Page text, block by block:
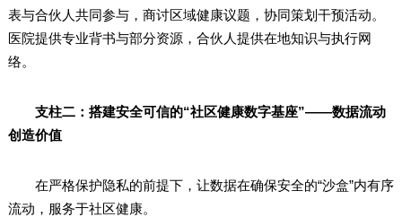
表与合伙人共同参与，商讨区域健康议题，协同策划干预活动。
医院提供专业背书与部分资源，合伙人提供在地知识与执行网
络。
支柱二：搭建安全可信的“社区健康数字基座”——数据流动
创造价值
在严格保护隐私的前提下，让数据在确保安全的“沙盒”内有序
流动，服务于社区健康。